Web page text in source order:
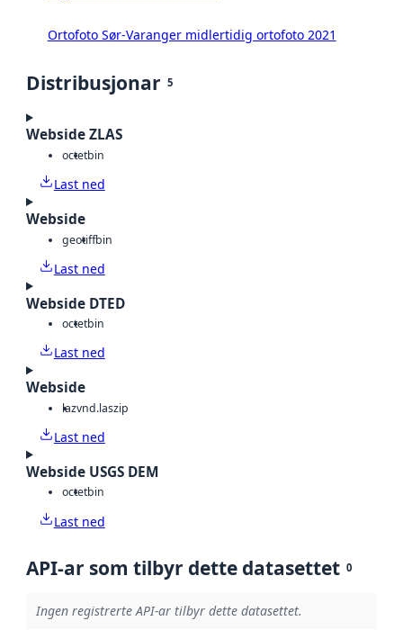
Ortofoto Sør-Varanger midlertidig ortofoto 2021
Distribusjonar 5
Webside ZLAS
octetbin
Last ned
Webside
geotiffbin
Last ned
Webside DTED
octetbin
Last ned
Webside
lazvnd.laszip
Last ned
Webside USGS DEM
octetbin
Last ned
API-ar som tilbyr dette datasettet 0
Ingen registrerte API-ar tilbyr dette datasettet.